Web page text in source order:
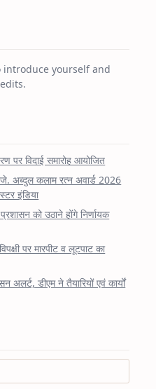
introduce yourself and
पर विदाई समारोह आयोजित
अब्दुल कलाम रत्न अवार्ड 2026
इंडिया
को उठाने होंगे निर्णायक
पर मारपीट व लूटपाट का
डीएम ने तैयारियों एवं कार्यों